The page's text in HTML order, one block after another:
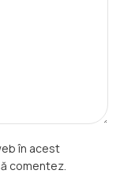
în acest
comentez.